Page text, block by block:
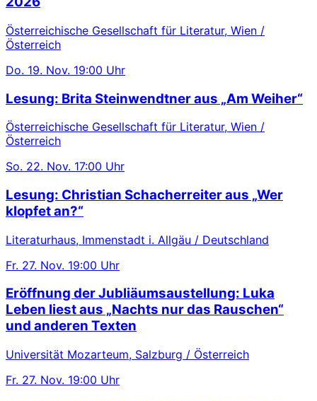
Österreichische Gesellschaft für Literatur, Wien /
Österreich
Do. 19. Nov. 19:00 Uhr
Lesung: Brita Steinwendtner aus „Am Weiher“
Österreichische Gesellschaft für Literatur, Wien /
Österreich
So. 22. Nov. 17:00 Uhr
Lesung: Christian Schacherreiter aus „Wer
klopfet an?“
Literaturhaus, Immenstadt i. Allgäu / Deutschland
Fr. 27. Nov. 19:00 Uhr
Eröffnung der Jubliäumsaustellung: Luka
Leben liest aus „Nachts nur das Rauschen“
und anderen Texten
Universität Mozarteum, Salzburg / Österreich
Fr. 27. Nov. 19:00 Uhr